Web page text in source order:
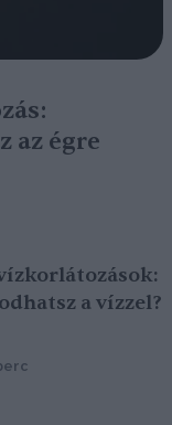
az égre
a vízzel?